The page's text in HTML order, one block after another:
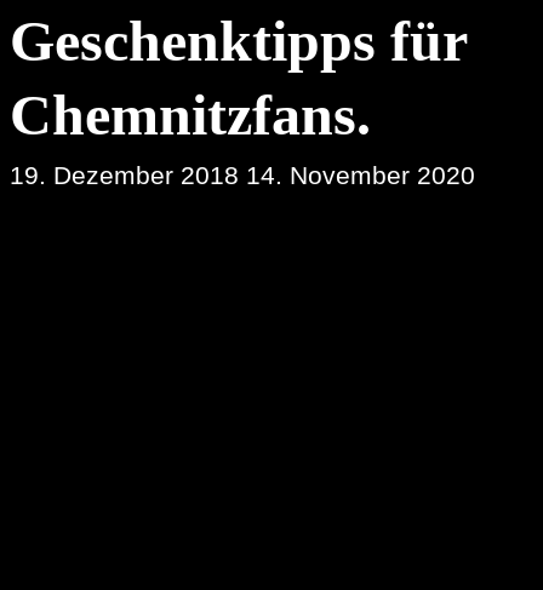
Geschenktipps für
Chemnitzfans.
19. Dezember 2018 14. November 2020